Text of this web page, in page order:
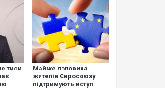
тиск
Майже половина
жителів Євросоюзу
підтримують вступ